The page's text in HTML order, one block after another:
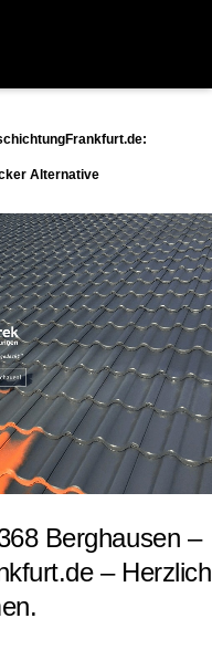
Alternative
Berghausen –
– Herzlich